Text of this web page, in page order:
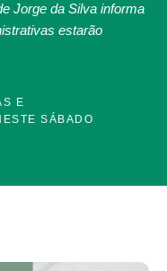
Jorge da Silva informa
estarão
E
SÁBADO